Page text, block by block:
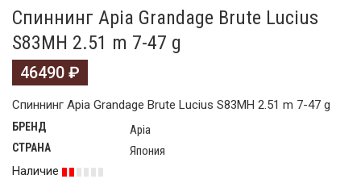
Спиннинг Apia Grandage Brute Lucius
S83MH 2.51 m 7-47 g
46490 ₽
Спиннинг Apia Grandage Brute Lucius S83MH 2.51 m 7-47 g
БРЕНД Apia
СТРАНА
Япония
Наличие